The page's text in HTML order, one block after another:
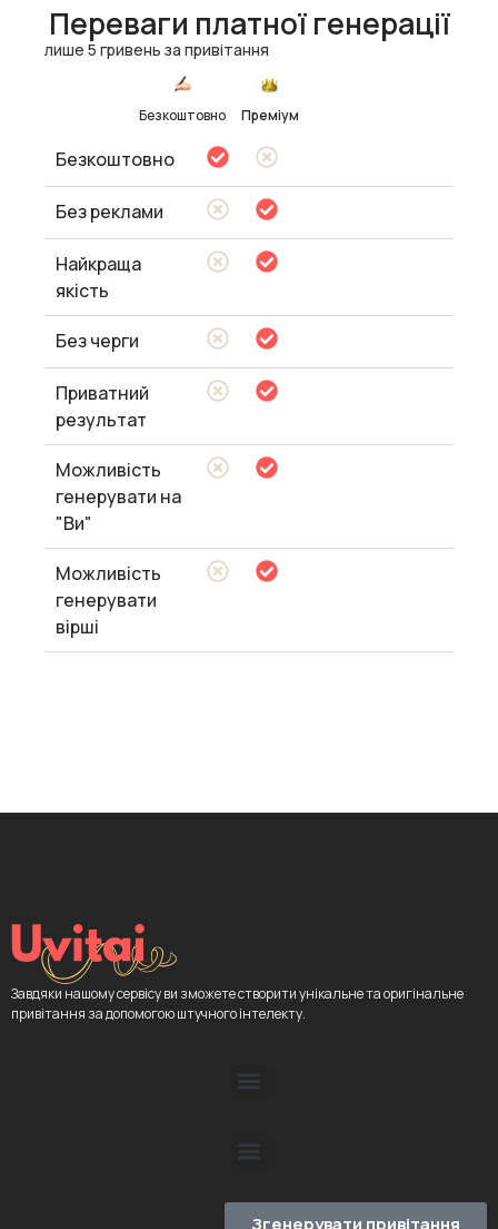
Переваги платної генерації
лише 5 гривень за привітання
Безкоштовно Преміум
Безкоштовно
Без реклами
Найкраща
якість
Без черги
Приватний
результат
Можливість
генерувати на
"Ви"
Можливість
генерувати
вірші
Завдяки нашому сервісу ви зможете створити унікальне та оригінальне
привітання за допомогою штучного інтелекту.
Згенерувати привітання